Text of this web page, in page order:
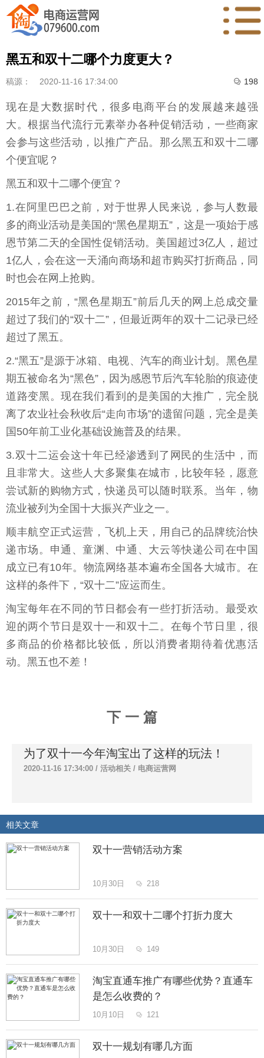
黑五和双十二哪个力度更大？
稿源： 2020-11-16 17:34:00  198
现在是大数据时代，很多电商平台的发展越来越强
大。根据当代流行元素举办各种促销活动，一些商家
会参与这些活动，以推广产品。那么黑五和双十二哪
个便宜呢？
黑五和双十二哪个便宜？
1.在阿里巴巴之前，对于世界人民来说，参与人数最
多的商业活动是美国的“黑色星期五”，这是一项始于感
恩节第二天的全国性促销活动。美国超过3亿人，超过
1亿人，会在这一天涌向商场和超市购买打折商品，同
时也会在网上抢购。
2015年之前，“黑色星期五”前后几天的网上总成交量
超过了我们的“双十二”，但最近两年的双十二记录已经
超过了黑五。
2.“黑五”是源于冰箱、电视、汽车的商业计划。黑色星
期五被命名为“黑色”，因为感恩节后汽车轮胎的痕迹使
道路变黑。现在我们看到的是美国的大推广，完全脱
离了农业社会秋收后“走向市场”的遗留问题，完全是美
国50年前工业化基础设施普及的结果。
3.双十二运会这十年已经渗透到了网民的生活中，而
且非常大。这些人大多聚集在城市，比较年轻，愿意
尝试新的购物方式，快递员可以随时联系。当年，物
流业被列为全国十大振兴产业之一。
顺丰航空正式运营，飞机上天，用自己的品牌统治快
递市场。申通、童渊、中通、大云等快递公司在中国
成立已有10年。物流网络基本遍布全国各大城市。在
这样的条件下，“双十二”应运而生。
淘宝每年在不同的节日都会有一些打折活动。最受欢
迎的两个节日是双十一和双十二。在每个节日里，很
多商品的价格都比较低，所以消费者期待着优惠活
动。黑五也不差！
下 一 篇
为了双十一今年淘宝出了这样的玩法！
2020-11-16 17:34:00 / 活动相关 / 电商运营网
相关文章
双十一营销活动方案
10月30日  218
双十一和双十二哪个打折力度大
10月30日  149
淘宝直通车推广有哪些优势？直通车
是怎么收费的？
10月10日  121
双十一规划有哪几方面